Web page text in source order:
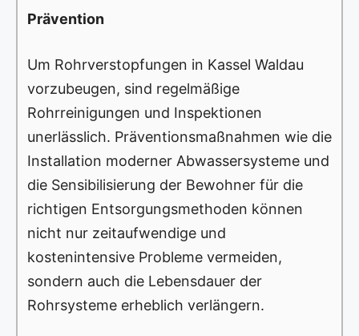
Prävention
Um Rohrverstopfungen in Kassel Waldau
vorzubeugen, sind regelmäßige
Rohrreinigungen und Inspektionen
unerlässlich. Präventionsmaßnahmen wie die
Installation moderner Abwassersysteme und
die Sensibilisierung der Bewohner für die
richtigen Entsorgungsmethoden können
nicht nur zeitaufwendige und
kostenintensive Probleme vermeiden,
sondern auch die Lebensdauer der
Rohrsysteme erheblich verlängern.